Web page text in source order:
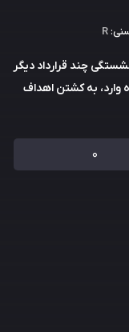
R
چند قرارداد دیگر
وارد، به کشتن اهداف
0